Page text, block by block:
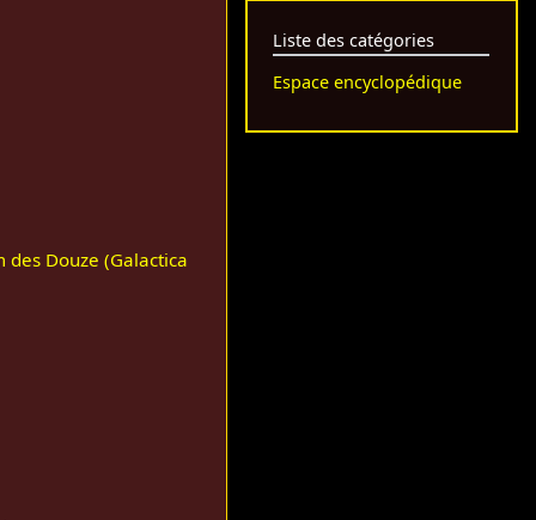
Douze (Galactica
Liste des catégories
Espace encyclopédique